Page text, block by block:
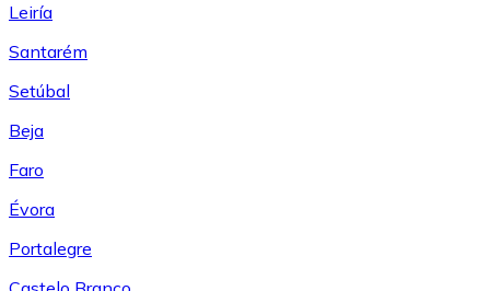
Leiría
Santarém
Setúbal
Beja
Faro
Évora
Portalegre